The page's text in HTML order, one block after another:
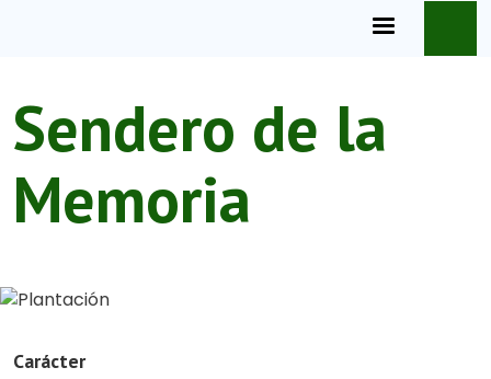
Sendero de la
Memoria
Carácter